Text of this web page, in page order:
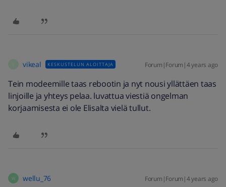
vikeal KESKUSTELUN ALOITTAJA Forum|Forum|4 years ago
Tein modeemille taas rebootin ja nyt nousi yllättäen taas
linjoille ja yhteys pelaa. luvattua viestiä ongelman
korjaamisesta ei ole Elisalta vielä tullut.
W wellu_76 Forum|Forum|4 years ago